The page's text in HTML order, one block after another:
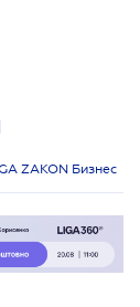
ZAKON Бизнес